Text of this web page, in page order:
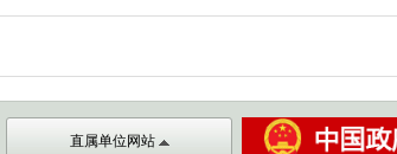
直属单位网站